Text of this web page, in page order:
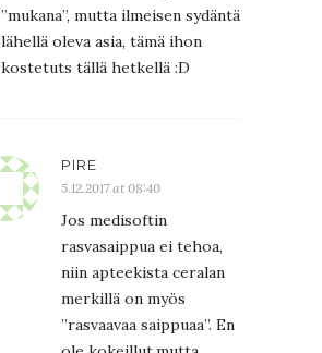
”mukana”, mutta ilmeisen sydäntä
lähellä oleva asia, tämä ihon
kostetuts tällä hetkellä :D
PIRE
5.12.2017 at 08:40
Jos medisoftin
rasvasaippua ei tehoa,
niin apteekista ceralan
merkillä on myös
”rasvaavaa saippuaa”. En